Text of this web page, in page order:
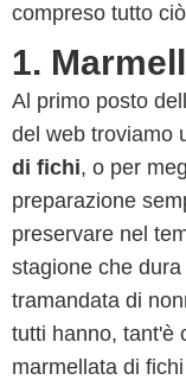
compreso tutto
1.
Al primo posto
del web troviamo
di fichi, o per
preparazione
preservare nel
stagione che
tramandata di
tutti hanno, tant'è
marmellata di